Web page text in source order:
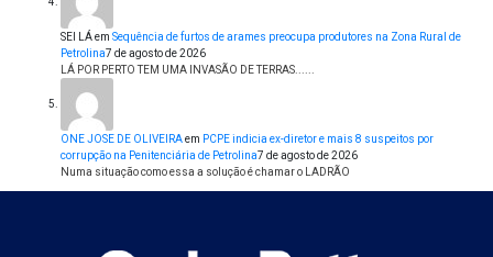
SEI LÁem Sequência de furtos de arames preocupa produtores na Zona Rural de
Petrolina7 de agosto de 2026
LÁ POR PERTO TEM UMA INVASÃO DE TERRAS......
ONE JOSE DE OLIVEIRAem PCPE indicia ex-diretor e mais 8 suspeitos por
corrupção na Penitenciária de Petrolina7 de agosto de 2026
Numa situação como essa a solução é chamar o LADRÃO